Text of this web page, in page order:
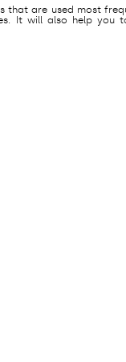
that are used most
It will also help you